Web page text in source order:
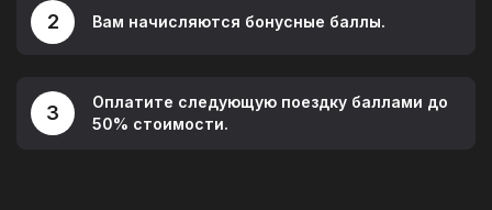
2 Вам начисляются бонусные баллы.
3
Оплатите следующую поездку баллами до
50% стоимости.